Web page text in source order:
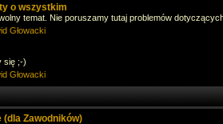
o wszystkim
temat. Nie poruszamy tutaj problemów
Głowacki
się ;-)
Głowacki
(dla Zawodników)